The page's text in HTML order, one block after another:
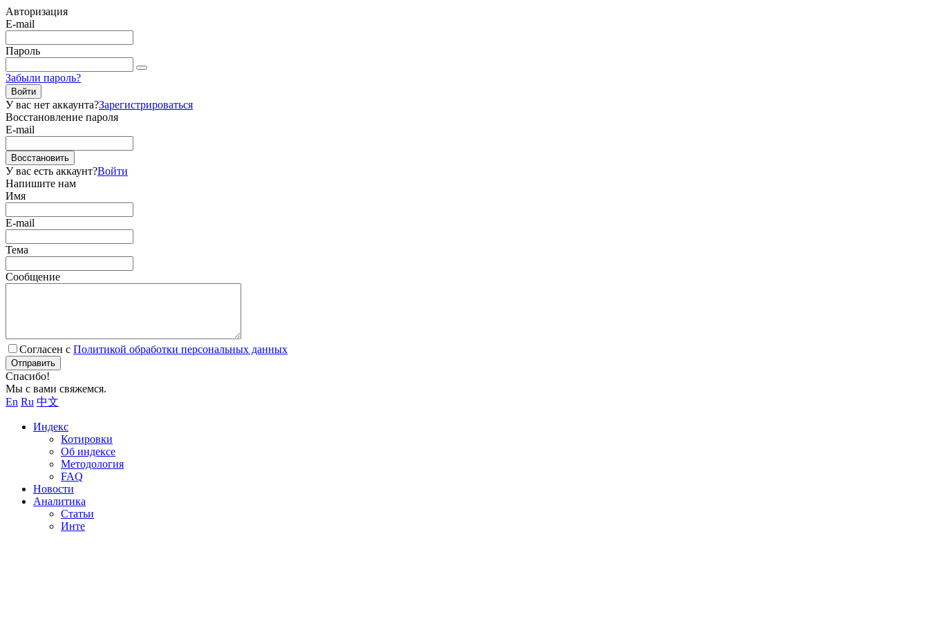
Авторизация
E-mail
Пароль
Забыли пароль?
Войти
У вас нет аккаунта?Зарегистрироваться
Восстановление пароля
E-mail
Восстановить
У вас есть аккаунт?Войти
Напишите нам
Имя
E-mail
Тема
Сообщение
Согласен с Политикой обработки персональных данных
Отправить
Спасибо!
Мы с вами свяжемся.
En Ru 中文
Индекс
Котировки
Об индексе
Методология
FAQ
Новости
Аналитика
Статьи
Инте